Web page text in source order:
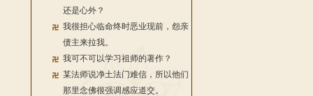
还是心外？
我很担心临命终时恶业现前，怨亲
债主来拉我。
我可不可以学习祖师的著作？
某法师说净土法门难信，所以他们
那里念佛很强调感应道交。